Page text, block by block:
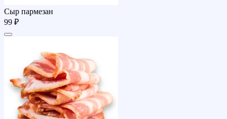
Сыр пармезан
99 ₽